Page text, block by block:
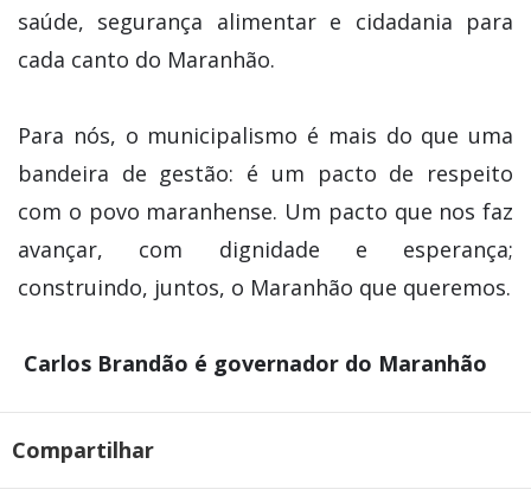
saúde, segurança alimentar e cidadania para
cada canto do Maranhão.
Para nós, o municipalismo é mais do que uma
bandeira de gestão: é um pacto de respeito
com o povo maranhense. Um pacto que nos faz
avançar, com dignidade e esperança;
construindo, juntos, o Maranhão que queremos.
Carlos Brandão é governador do Maranhão
Compartilhar